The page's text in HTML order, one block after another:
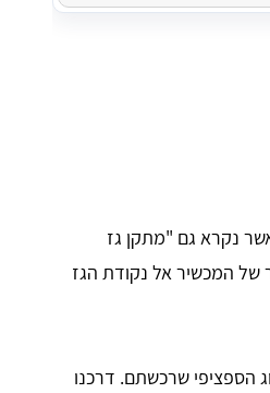
נקרא גם "מתקן גז
של המכשיר אל נקודת הגז
הספציפי שרכשתם. דרכנו